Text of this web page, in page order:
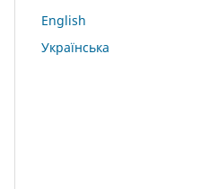
English
Українська